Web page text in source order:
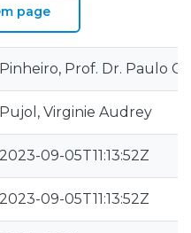
page
Pinheiro, Prof. Dr. Paulo
Pujol, Virginie Audrey
2023-09-05T11:13:52Z
2023-09-05T11:13:52Z